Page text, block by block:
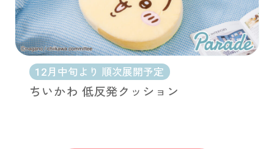
12月中旬より 順次展開予定
ちいかわ 低反発クッション